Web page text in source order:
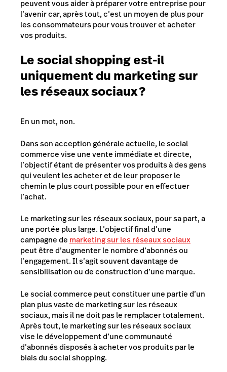
peuvent vous aider à préparer votre entreprise pour
l’avenir car, après tout, c’est un moyen de plus pour
les consommateurs pour vous trouver et acheter
vos produits.
Le social shopping est-il
uniquement du marketing sur
les réseaux sociaux ?
En un mot, non.
Dans son acception générale actuelle, le social
commerce vise une vente immédiate et directe,
l’objectif étant de présenter vos produits à des gens
qui veulent les acheter et de leur proposer le
chemin le plus court possible pour en effectuer
l’achat.
Le marketing sur les réseaux sociaux, pour sa part, a
une portée plus large. L’objectif final d’une
campagne de marketing sur les réseaux sociaux
peut être d’augmenter le nombre d’abonnés ou
l’engagement. Il s’agit souvent davantage de
sensibilisation ou de construction d’une marque.
Le social commerce peut constituer une partie d’un
plan plus vaste de marketing sur les réseaux
sociaux, mais il ne doit pas le remplacer totalement.
Après tout, le marketing sur les réseaux sociaux
vise le développement d’une communauté
d’abonnés disposés à acheter vos produits par le
biais du social shopping.